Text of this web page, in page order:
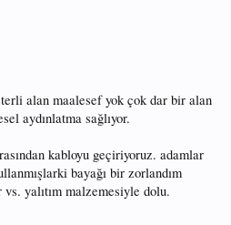
alan maalesef yok çok dar bir alan
aydınlatma sağlıyor.
kabloyu geçiriyoruz. adamlar
bayağı bir zorlandım
yalıtım malzemesiyle dolu.